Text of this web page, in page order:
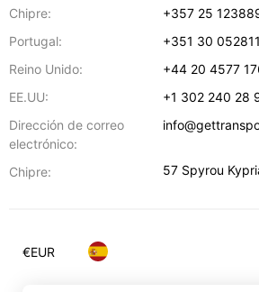
Chipre:
+357 25
Portugal:
+351 30
Reino Unido:
+44 20 4577
EE.UU:
+1 302 240 28
Dirección de correo
electrónico:
Chipre: 57 Spyrou
€EUR